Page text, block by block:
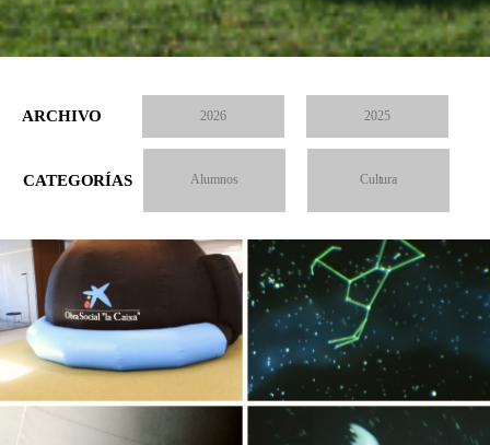
ARCHIVO 2026 2025
CATEGORÍAS Alumnos Cultura